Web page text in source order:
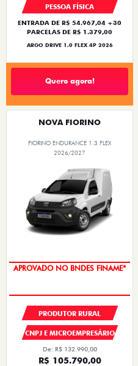
PESSOA FÍSICA
ENTRADA DE R$ 54.967,04 +30
PARCELAS DE R$ 1.379,00
ARGO DRIVE 1.0 FLEX 4P 2026
Quero agora!
NOVA FIORINO
FIORINO ENDURANCE 1.3 FLEX
2026/2027
APROVADO NO BNDES FINAME*
PRODUTOR RURAL
CNPJ E MICROEMPRESÁRIO
De: R$ 132.990,00
R$ 105.790,00